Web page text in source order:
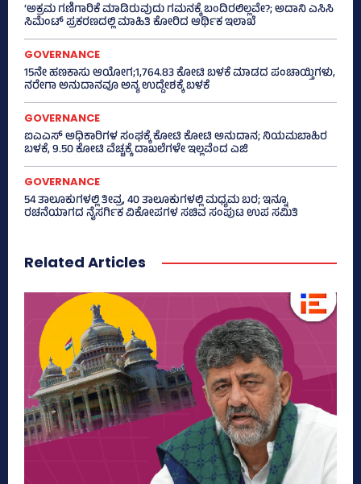
‘ಅಕ್ರಮ ಗಣಿಗಾರಿಕೆ ಮಾಡಿರುವುದು ಗಮನಕ್ಕೆ ಬಂದಿರಲಿಲ್ಲವೇ?; ಅದಾನಿ ಎಸಿಸಿ
ಸಿಮೆಂಟ್ ಪ್ರಕರಣದಲ್ಲಿ ಮಾಹಿತಿ ಕೋರಿದ ಆರ್ಥಿಕ ಇಲಾಖೆ
GOVERNANCE
15ನೇ ಹಣಕಾಸು ಆಯೋಗ;1,764.83 ಕೋಟಿ ಬಳಕೆ ಮಾಡದ ಪಂಚಾಯ್ತಿಗಳು,
ನರೇಗಾ ಅನುದಾನವೂ ಅನ್ಯ ಉದ್ದೇಶಕ್ಕೆ ಬಳಕೆ
GOVERNANCE
ಐಎಎಸ್‌ ಅಧಿಕಾರಿಗಳ ಸಂಘಕ್ಕೆ ಕೋಟಿ ಕೋಟಿ ಅನುದಾನ; ನಿಯಮಬಾಹಿರ
ಬಳಕೆ, 9.50 ಕೋಟಿ ವೆಚ್ಚಕ್ಕೆ ದಾಖಲೆಗಳೇ ಇಲ್ಲವೆಂದ ಎಜಿ
GOVERNANCE
54 ತಾಲೂಕುಗಳಲ್ಲಿ ತೀವ್ರ, 40 ತಾಲೂಕುಗಳಲ್ಲಿ ಮಧ್ಯಮ ಬರ; ಇನ್ನೂ
ರಚನೆಯಾಗದ ನೈಸರ್ಗಿಕ ವಿಕೋಪಗಳ ಸಚಿವ ಸಂಪುಟ ಉಪ ಸಮಿತಿ
Related Articles